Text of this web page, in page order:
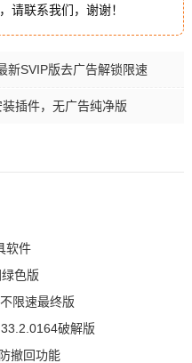
请联系我们，谢谢！
新SVIP版去广告解锁限速
插件，无广告纯净版
软件
色版
限速最终版
破解版
撤回功能